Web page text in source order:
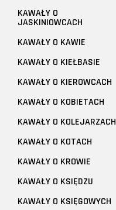
KAWAŁY O
JASKINIOWCACH
KAWAŁY O KAWIE
KAWAŁY O KIEŁBASIE
KAWAŁY O KIEROWCACH
KAWAŁY O KOBIETACH
KAWAŁY O KOLEJARZACH
KAWAŁY O KOTACH
KAWAŁY O KROWIE
KAWAŁY O KSIĘDZU
KAWAŁY O KSIĘGOWYCH